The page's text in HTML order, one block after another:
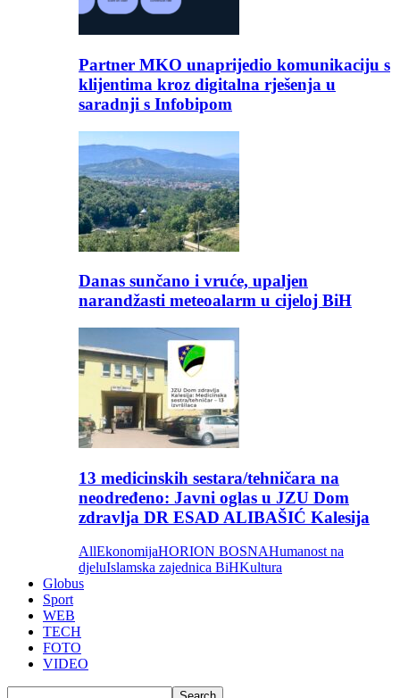
Partner MKO unaprijedio komunikaciju s
klijentima kroz digitalna rješenja u
saradnji s Infobipom
Danas sunčano i vruće, upaljen
narandžasti meteoalarm u cijeloj BiH
13 medicinskih sestara/tehničara na
neodređeno: Javni oglas u JZU Dom
zdravlja DR ESAD ALIBAŠIĆ Kalesija
AllEkonomijaHORION BOSNAHumanost na
djeluIslamska zajednica BiHKultura
Globus
Sport
WEB
TECH
FOTO
VIDEO